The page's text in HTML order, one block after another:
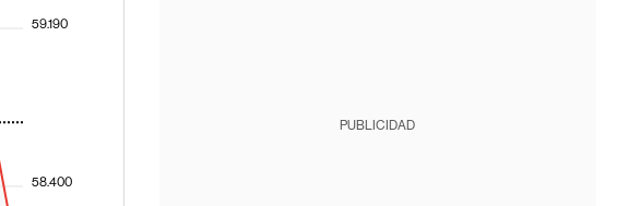
58.400
59.190
PUBLICIDAD